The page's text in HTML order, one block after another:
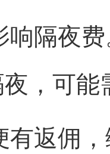
响隔夜
，可能
有返佣